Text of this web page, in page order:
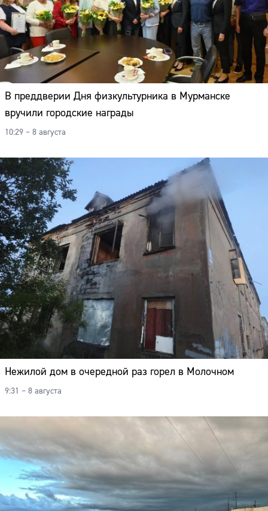
В преддверии Дня физкультурника в Мурманске
вручили городские награды
10:29 – 8 августа
Нежилой дом в очередной раз горел в Молочном
9:31 – 8 августа